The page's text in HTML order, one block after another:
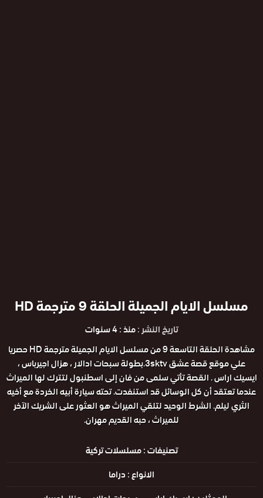
مسلسل الايام الجميلة الحلقة 9 مترجمة HD
تاريخ النشر :منذ : 4 سنوات
مشاهدة الحلقة التاسعة 9 من مسلسل الايام الجميلة مترجمة HD حصريا
علي موقع قصة عشق 3sktv.بطولة سبحات ادالار ، هزال اجيرباس ،
ايسيك اراس . القصة تأتي سلمى من فان إلى اسطنبول لتترك لها الميراث
عندما تعتقد أن كل الوسائل قد استنفدت. تحته سيارة أبيه الخردة مع أخيه
الثري ليلم. الشرط الوحيد لتلقي الميراث هو العثور على الشريك الآخر
للميراث ، حبه القديم مهران.
تصنيفات :مسلسلات تركية
الانواع :دراما